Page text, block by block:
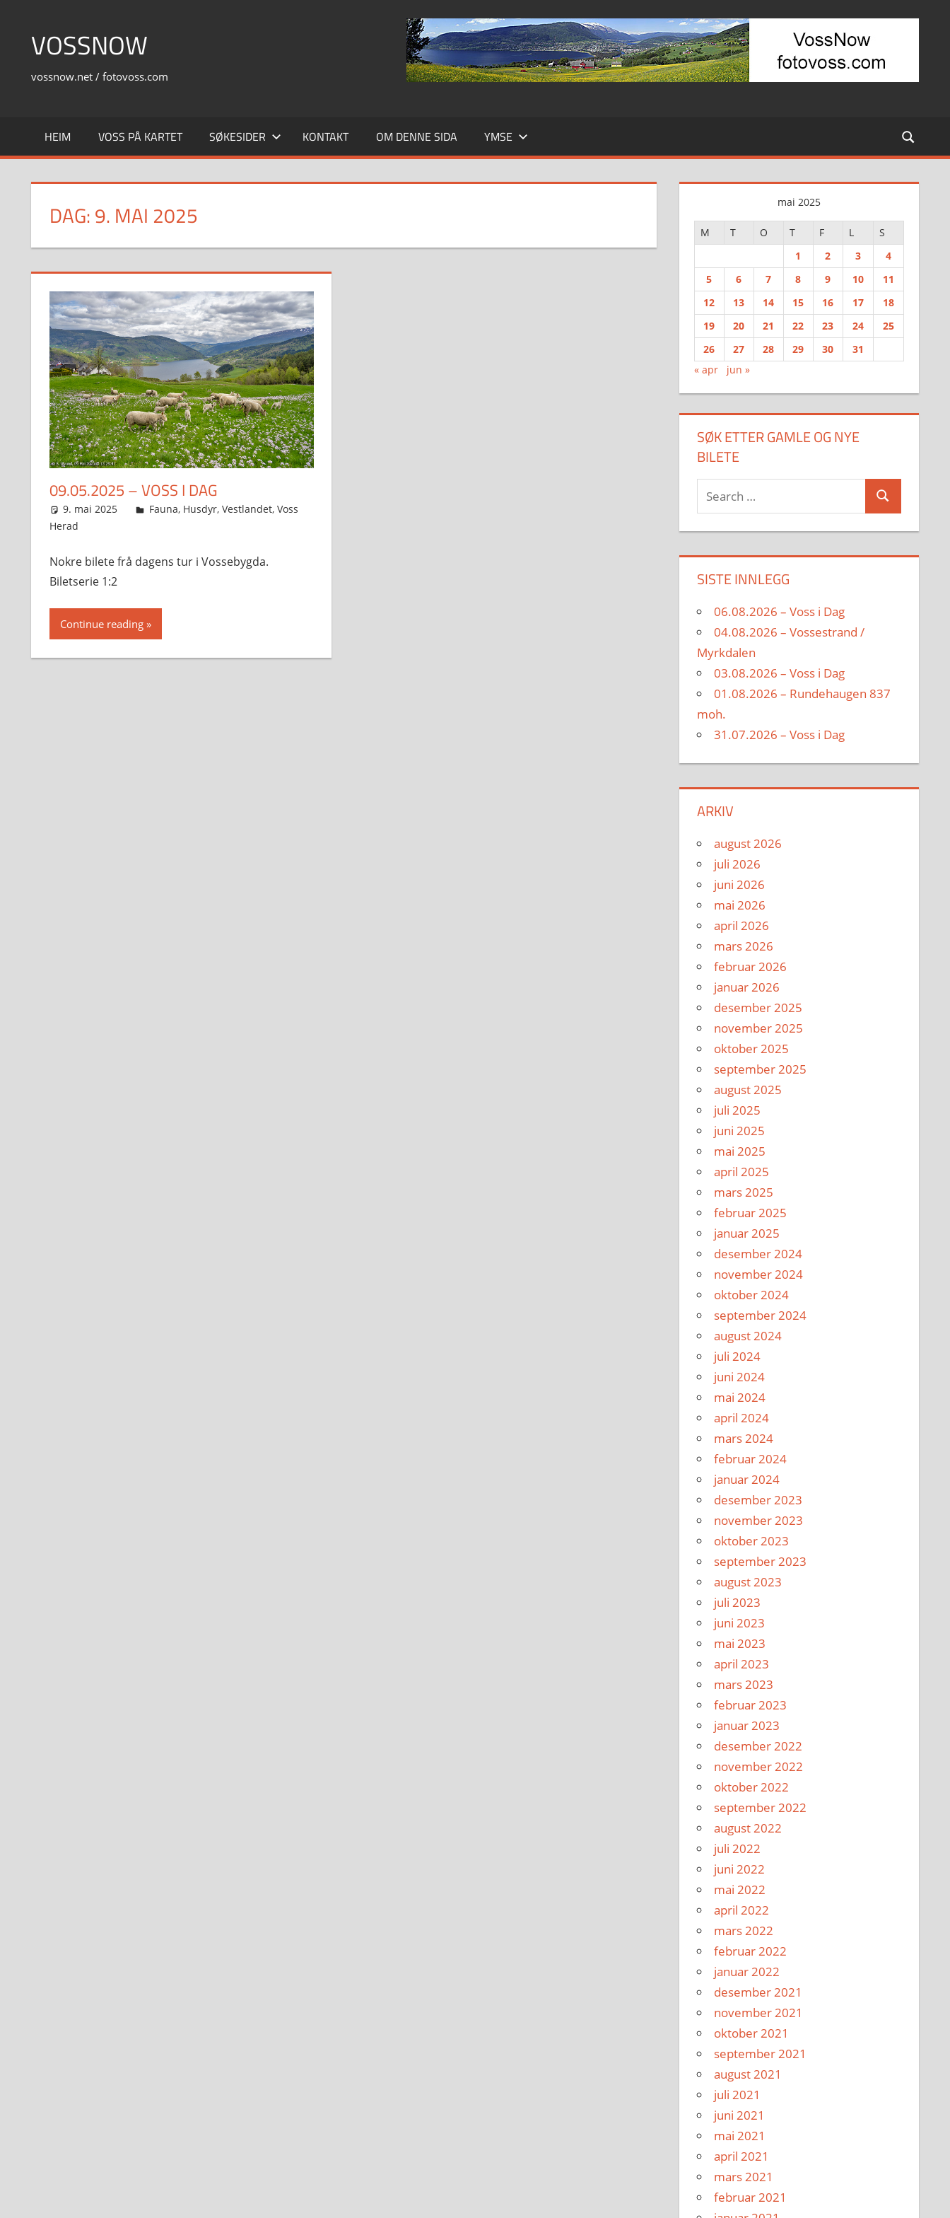
contentVOSSNOW
vossnow.net / fotovoss.com
HEIM VOSS PÅ KARTET SØKESIDER KONTAKT OM DENNE SIDA YMSE
DAG:9. MAI 2025
09.05.2025 – VOSS I DAG
9. mai 2025 Svein
Fauna, Husdyr, Vestlandet, Voss
Herad
Nokre bilete frå dagens tur i Vossebygda.
Biletserie 1:2
Continue reading
mai 2025
M T O T F L
S
1
2 3
4
5
6 7 8 9 10
11
12
13 14 15 16 17
18
19
20 21 22 23 24
25
26
27 28 29 30
31
« apr
jun »
SØK ETTER GAMLE OG NYE
BILETE
Search
for:
Search
SISTE INNLEGG
06.08.2026 – Voss i Dag
04.08.2026 – Vossestrand /
Myrkdalen
03.08.2026 – Voss i Dag
01.08.2026 – Rundehaugen 837
moh.
31.07.2026 – Voss i Dag
ARKIV
august 2026
juli 2026
juni 2026
mai 2026
april 2026
mars 2026
februar 2026
januar 2026
desember 2025
november 2025
oktober 2025
september 2025
august 2025
juli 2025
juni 2025
mai 2025
april 2025
mars 2025
februar 2025
januar 2025
desember 2024
november 2024
oktober 2024
september 2024
august 2024
juli 2024
juni 2024
mai 2024
april 2024
mars 2024
februar 2024
januar 2024
desember 2023
november 2023
oktober 2023
september 2023
august 2023
juli 2023
juni 2023
mai 2023
april 2023
mars 2023
februar 2023
januar 2023
desember 2022
november 2022
oktober 2022
september 2022
august 2022
juli 2022
juni 2022
mai 2022
april 2022
mars 2022
februar 2022
januar 2022
desember 2021
november 2021
oktober 2021
september 2021
august 2021
juli 2021
juni 2021
mai 2021
april 2021
mars 2021
februar 2021